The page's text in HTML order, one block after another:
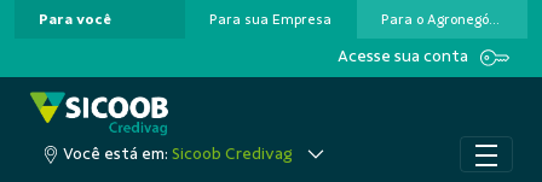
Pular para o Conteúdo principal
Para você Para sua Empresa Para o Agronegócio
Acesse sua conta
Você está em: Sicoob Credivag